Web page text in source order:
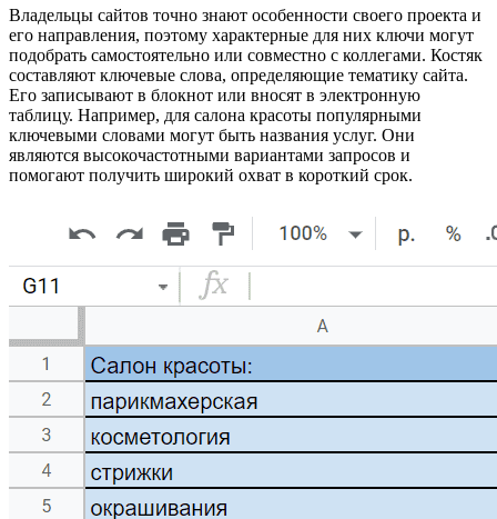
Владельцы сайтов точно знают особенности своего проекта и
его направления, поэтому характерные для них ключи могут
подобрать самостоятельно или совместно с коллегами. Костяк
составляют ключевые слова, определяющие тематику сайта.
Его записывают в блокнот или вносят в электронную
таблицу. Например, для салона красоты популярными
ключевыми словами могут быть названия услуг. Они
являются высокочастотными вариантами запросов и
помогают получить широкий охват в короткий срок.